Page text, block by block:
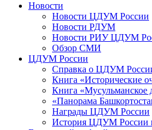
Новости
Новости ЦДУМ России
Новости РДУМ
Новости РИУ ЦДУМ
Обзор СМИ
ЦДУМ России
Справка о ЦДУМ
Книга «Исторические
Книга «Мусульманское
«Панорама
Награды ЦДУМ России
История ЦДУМ России